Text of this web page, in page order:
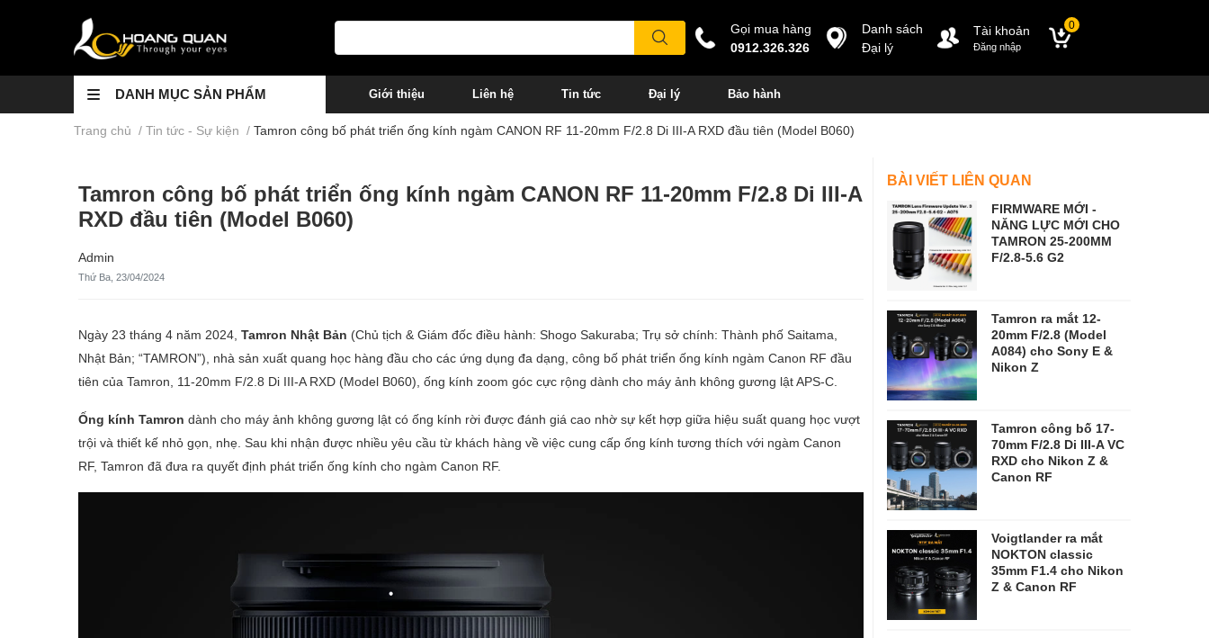
Gọi mua hàng
0912.326.326
Danh sách
Đại lý
Tài khoản
Đăng nhập
0
DANH MỤC SẢN PHẨM Giới thiệu Liên hệ Tin tức Đại lý Bảo hành
Trang chủ / Tin tức - Sự kiện / Tamron công bố phát triển ống kính ngàm CANON RF 11-20mm F/2.8 Di III-A RXD đầu tiên (Model B060)
Tamron công bố phát triển ống kính ngàm CANON RF 11-20mm F/2.8 Di III-A
RXD đầu tiên (Model B060)
Admin
Thứ Ba, 23/04/2024
Ngày 23 tháng 4 năm 2024, Tamron Nhật Bản (Chủ tịch & Giám đốc điều hành: Shogo Sakuraba; Trụ sở chính: Thành phố Saitama,
Nhật Bản; “TAMRON”), nhà sản xuất quang học hàng đầu cho các ứng dụng đa dạng, công bố phát triển ống kính ngàm Canon RF đầu
tiên của Tamron, 11-20mm F/2.8 Di III-A RXD (Model B060), ống kính zoom góc cực rộng dành cho máy ảnh không gương lật APS-C.
Ống kính Tamron dành cho máy ảnh không gương lật có ống kính rời được đánh giá cao nhờ sự kết hợp giữa hiệu suất quang học vượt
trội và thiết kế nhỏ gọn, nhẹ. Sau khi nhận được nhiều yêu cầu từ khách hàng về việc cung cấp ống kính tương thích với ngàm Canon
RF, Tamron đã đưa ra quyết định phát triển ống kính cho ngàm Canon RF.
BÀI VIẾT LIÊN QUAN
FIRMWARE MỚI -
NĂNG LỰC MỚI CHO
TAMRON 25-200MM
F/2.8-5.6 G2
Tamron ra mắt 12-
20mm F/2.8 (Model
A084) cho Sony E &
Nikon Z
Tamron công bố 17-
70mm F/2.8 Di III-A VC
RXD cho Nikon Z &
Canon RF
Voigtlander ra mắt
NOKTON classic
35mm F1.4 cho Nikon
Z & Canon RF